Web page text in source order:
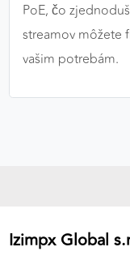
PoE, čo
streamov môžete
vašim potrebám.
Izimpx Global